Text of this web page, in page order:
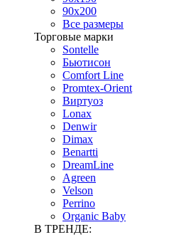
90х200
Все размеры
Торговые марки
Sontelle
Бьютисон
Comfort Line
Promtex-Orient
Виртуоз
Lonax
Denwir
Dimax
Benartti
DreamLine
Agreen
Velson
Perrino
Organic Baby
В ТРЕНДЕ: